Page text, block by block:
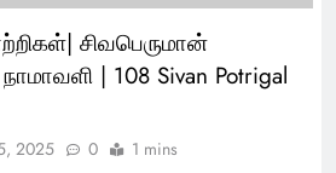
சிவபெருமான்
| 108 Sivan Potrigal
2025 0 1 mins